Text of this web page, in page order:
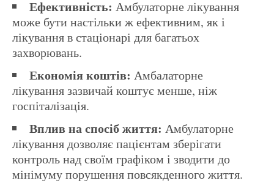
Ефективність: Амбулаторне лікування
може бути настільки ж ефективним, як і
лікування в стаціонарі для багатьох
захворювань.
Економія коштів: Амбалаторне
лікування зазвичай коштує менше, ніж
госпіталізація.
Вплив на спосіб життя: Амбулаторне
лікування дозволяє пацієнтам зберігати
контроль над своїм графіком і зводити до
мінімуму порушення повсякденного життя.